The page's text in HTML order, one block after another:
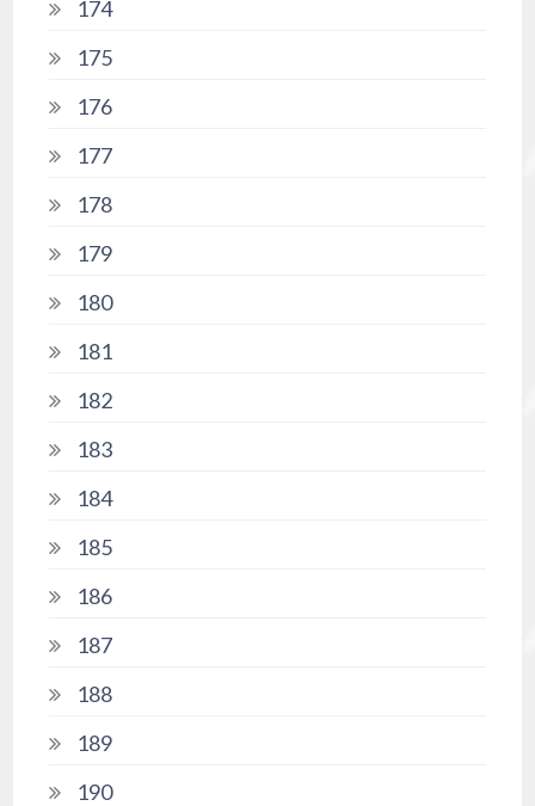
174
175
176
177
178
179
180
181
182
183
184
185
186
187
188
189
190